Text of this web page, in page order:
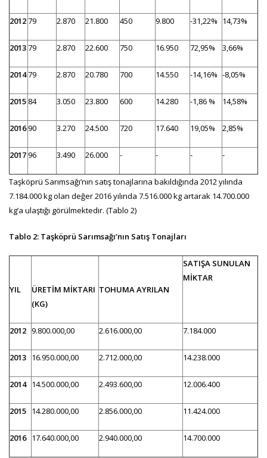
201279 2.870 21.800 450 9.800 -31,22% 14,73%
201379 2.870 22.600 750 16.950 72,95% 3,66%
201479 2.870 20.780 700 14.550 -14,16% -8,05%
2015 84 3.050 23.800 600 14.280 -1,86 % 14,58%
201690 3.270 24.500 720 17.640 19,05% 2,85%
201796 3.490 26.000 - - - -
Taşköprü Sarımsağı’nın satış tonajlarına bakıldığında 2012 yılında
7.184.000 kg olan değer 2016 yılında 7.516.000 kg artarak 14.700.000
kg’a ulaştığı görülmektedir. (Tablo 2)
Tablo 2: Taşköprü Sarımsağı’nın Satış Tonajları
YIL
ÜRETİM MİKTARI
(KG)
TOHUMA AYRILAN
SATIŞA SUNULAN
MİKTAR
2012 9.800.000,00 2.616.000,00 7.184.000
2013 16.950.000,00 2.712.000,00 14.238.000
2014 14.500.000,00 2.493.600,00 12.006.400
2015 14.280.000,00 2.856.000,00 11.424.000
2016 17.640.000,00 2.940.000,00 14.700.000